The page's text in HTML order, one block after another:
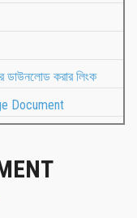
ডাউনলোড করার লিংক
Document